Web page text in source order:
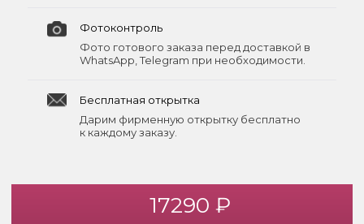
Фотоконтроль
Фото готового заказа перед доставкой в
WhatsApp, Telegram при необходимости.
Бесплатная открытка
Дарим фирменную открытку бесплатно
к каждому заказу.
17290 ₽